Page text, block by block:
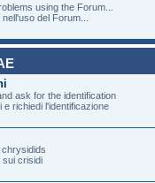
using the Forum...
del Forum...
ask for the identification
e richiedi l'identificazione
chrysidids
sui crisidi